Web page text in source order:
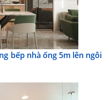
bếp nhà ống 5m lên ngôi